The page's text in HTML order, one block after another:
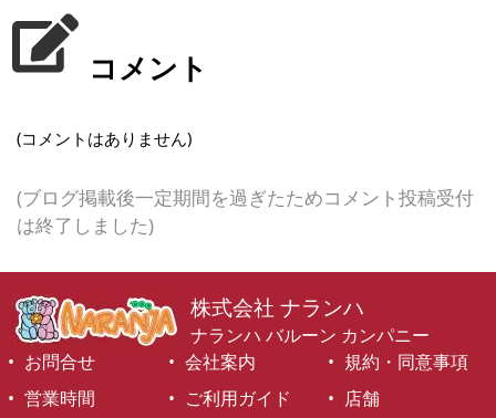
コメント
(コメントはありません)
(ブログ掲載後一定期間を過ぎたためコメント投稿受付
は終了しました)
株式会社 ナランハ
ナランハ バルーン カンパニー
お問合せ
会社案内
規約・同意事項
営業時間
ご利用ガイド 店舗